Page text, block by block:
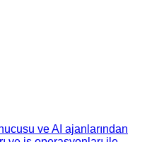
ve AI ajanlarından